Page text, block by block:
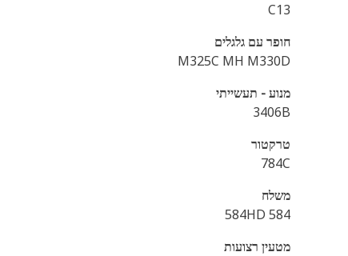
C13
חופר עם גלגלים
M325C MH M330D
מנוע - תעשייתי
3406B
טרקטור
784C
משלח
584 584HD
מטעין רצועות